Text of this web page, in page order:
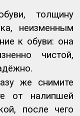
толщину
неизменным
к обуви: она
чистой,
же снимите
от налипшей
после чего